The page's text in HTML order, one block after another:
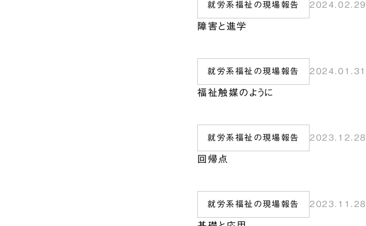
就労系福祉の現場報告 2024.02.29
障害と進学
就労系福祉の現場報告 2024.01.31
福祉触媒のように
就労系福祉の現場報告 2023.12.28
回帰点
就労系福祉の現場報告 2023.11.28